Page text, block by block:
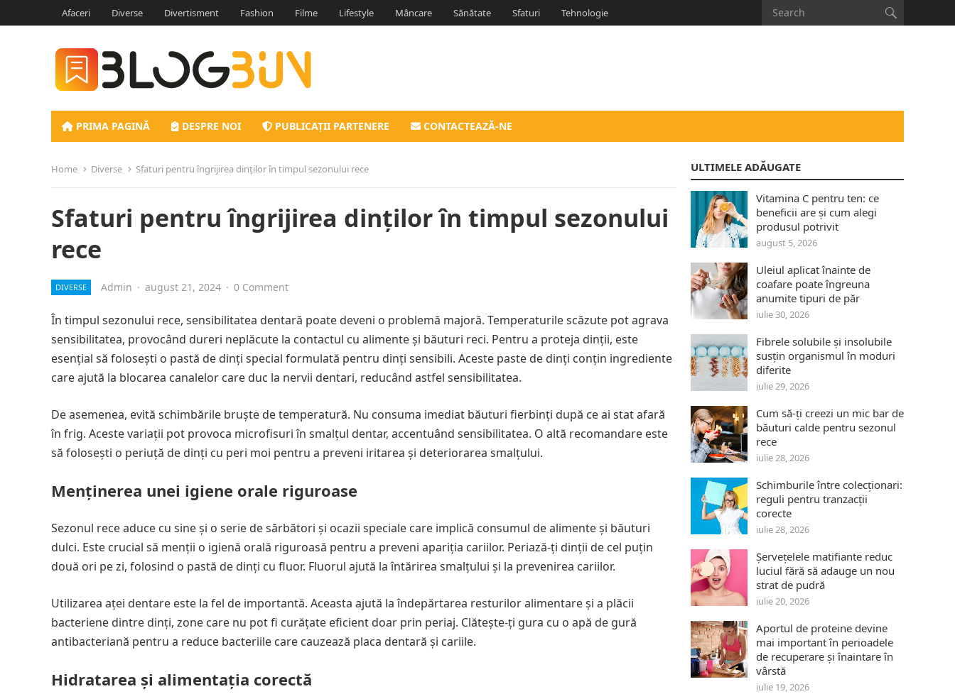
Afaceri Diverse Divertisment Fashion Filme Lifestyle Mâncare Sănătate Sfaturi Tehnologie
PRIMA PAGINĂ DESPRE NOI PUBLICAȚII PARTENERE CONTACTEAZĂ-NE
Home Diverse Sfaturi pentru îngrijirea dinților în timpul sezonului rece
Sfaturi pentru îngrijirea dinților în timpul sezonului
rece
DIVERSE Admin · august 21, 2024 · 0 Comment
În timpul sezonului rece, sensibilitatea dentară poate deveni o problemă majoră. Temperaturile scăzute pot agrava
sensibilitatea, provocând dureri neplăcute la contactul cu alimente și băuturi reci. Pentru a proteja dinții, este
esențial să folosești o pastă de dinți special formulată pentru dinți sensibili. Aceste paste de dinți conțin ingrediente
care ajută la blocarea canalelor care duc la nervii dentari, reducând astfel sensibilitatea.
De asemenea, evită schimbările bruște de temperatură. Nu consuma imediat băuturi fierbinți după ce ai stat afară
în frig. Aceste variații pot provoca microfisuri în smalțul dentar, accentuând sensibilitatea. O altă recomandare este
să folosești o periuță de dinți cu peri moi pentru a preveni iritarea și deteriorarea smalțului.
Menținerea unei igiene orale riguroase
Sezonul rece aduce cu sine și o serie de sărbători și ocazii speciale care implică consumul de alimente și băuturi
dulci. Este crucial să menții o igienă orală riguroasă pentru a preveni apariția cariilor. Periază-ți dinții de cel puțin
două ori pe zi, folosind o pastă de dinți cu fluor. Fluorul ajută la întărirea smalțului și la prevenirea cariilor.
Utilizarea aței dentare este la fel de importantă. Aceasta ajută la îndepărtarea resturilor alimentare și a plăcii
bacteriene dintre dinți, zone care nu pot fi curățate eficient doar prin periaj. Clătește-ți gura cu o apă de gură
antibacteriană pentru a reduce bacteriile care cauzează placa dentară și cariile.
Hidratarea și alimentația corectă
ULTIMELE ADĂUGATE
Vitamina C pentru ten: ce
beneficii are și cum alegi
produsul potrivit
august 5, 2026
Uleiul aplicat înainte de
coafare poate îngreuna
anumite tipuri de păr
iulie 30, 2026
Fibrele solubile și insolubile
susțin organismul în moduri
diferite
iulie 29, 2026
Cum să-ți creezi un mic bar de
băuturi calde pentru sezonul
rece
iulie 28, 2026
Schimburile între colecționari:
reguli pentru tranzacții
corecte
iulie 28, 2026
Șervețelele matifiante reduc
luciul fără să adauge un nou
strat de pudră
iulie 20, 2026
Aportul de proteine devine
mai important în perioadele
de recuperare și înaintare în
vârstă
iulie 19, 2026